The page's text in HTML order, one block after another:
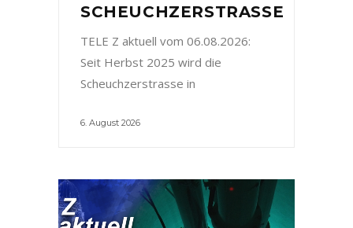
SCHEUCHZERSTRASSE
TELE Z aktuell vom 06.08.2026:
Seit Herbst 2025 wird die
Scheuchzerstrasse in
6. August 2026